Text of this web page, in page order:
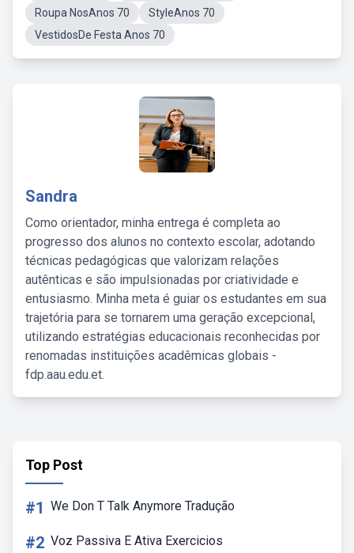
Roupa NosAnos 70
StyleAnos 70
VestidosDe Festa Anos 70
Sandra
Como orientador, minha entrega é completa ao
progresso dos alunos no contexto escolar, adotando
técnicas pedagógicas que valorizam relações
autênticas e são impulsionadas por criatividade e
entusiasmo. Minha meta é guiar os estudantes em sua
trajetória para se tornarem uma geração excepcional,
utilizando estratégias educacionais reconhecidas por
renomadas instituições acadêmicas globais -
fdp.aau.edu.et.
Top Post
#1 We Don T Talk Anymore Tradução
#2 Voz Passiva E Ativa Exercicios